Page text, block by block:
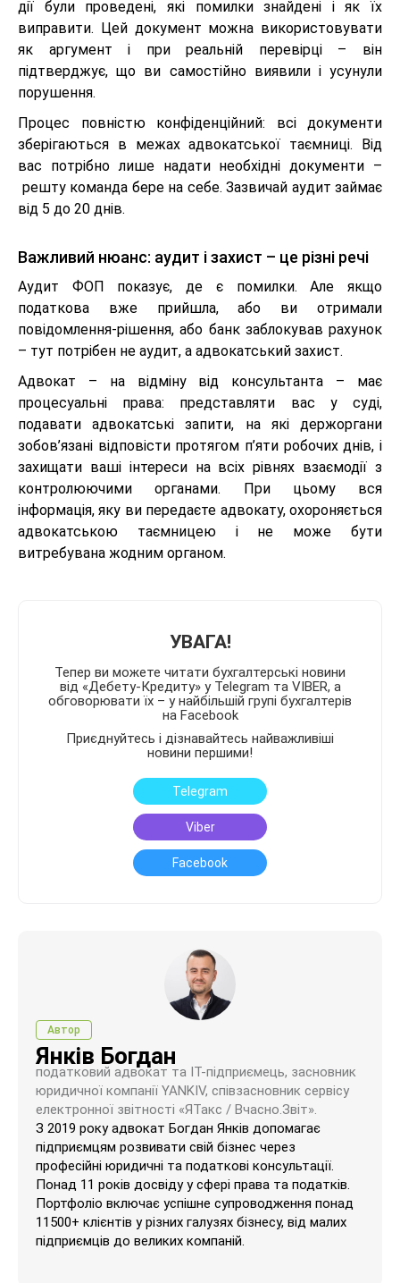
дії були проведені, які помилки знайдені і як їх
виправити. Цей документ можна використовувати
як аргумент і при реальній перевірці – він
підтверджує, що ви самостійно виявили і усунули
порушення.
Процес повністю конфіденційний: всі документи
зберігаються в межах адвокатської таємниці. Від
вас потрібно лише надати необхідні документи –
решту команда бере на себе. Зазвичай аудит займає
від 5 до 20 днів.
Важливий нюанс: аудит і захист – це різні речі
Аудит ФОП показує, де є помилки. Але якщо
податкова вже прийшла, або ви отримали
повідомлення-рішення, або банк заблокував рахунок
– тут потрібен не аудит, а адвокатський захист.
Адвокат – на відміну від консультанта – має
процесуальні права: представляти вас у суді,
подавати адвокатські запити, на які держоргани
зобов’язані відповісти протягом п’яти робочих днів, і
захищати ваші інтереси на всіх рівнях взаємодії з
контролюючими органами. При цьому вся
інформація, яку ви передаєте адвокату, охороняється
адвокатською таємницею і не може бути
витребувана жодним органом.
УВАГА!
Тепер ви можете читати бухгалтерські новини
від «Дебету-Кредиту» у Telegram та VIBER, а
обговорювати їх – у найбільшій групі бухгалтерів
на Facebook
Приєднуйтесь і дізнавайтесь найважливіші
новини першими!
Telegram
Viber
Facebook
Автор
Янків Богдан
податковий адвокат та ІТ-підприємець, засновник
юридичної компанії YANKIV, співзасновник сервісу
електронної звітності «ЯТакс / Вчасно.Звіт».
З 2019 року адвокат Богдан Янків допомагає
підприємцям розвивати свій бізнес через
професійні юридичні та податкові консультації.
Понад 11 років досвіду у сфері права та податків.
Портфоліо включає успішне супроводження понад
11500+ клієнтів у різних галузях бізнесу, від малих
підприємців до великих компаній.